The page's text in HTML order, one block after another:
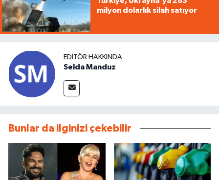
milyon dolarlık silah satıyor
EDITÖR HAKKINDA
Selda Manduz
Bunlar da ilginizi çekebilir